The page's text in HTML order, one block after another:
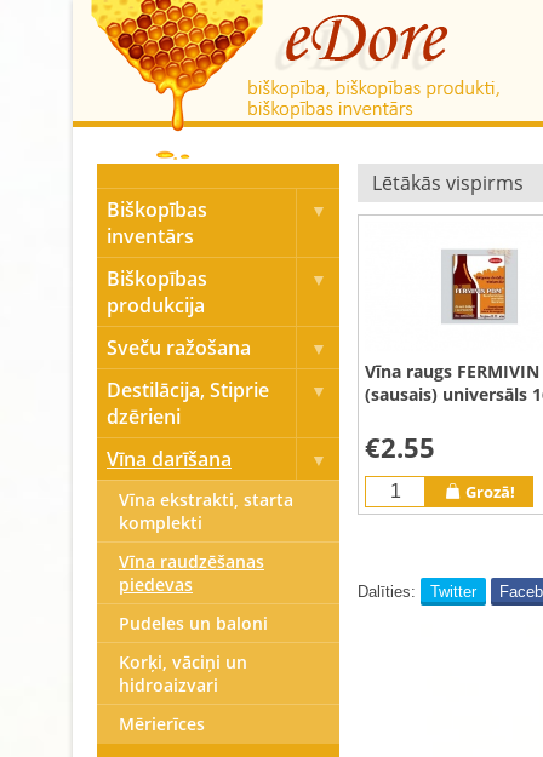
Biškopības
inventārs
Biškopības
produkcija
Sveču ražošana
Destilācija, Stiprie
dzērieni
Vīna darīšana
Vīna ekstrakti, starta
komplekti
Vīna raudzēšanas
piedevas
Pudeles un baloni
Korķi, vāciņi un
hidroaizvari
Mērierīces
Vīna raugs
(sausais) universāls
€2.55
Grozā!
Dalīties: Twitter